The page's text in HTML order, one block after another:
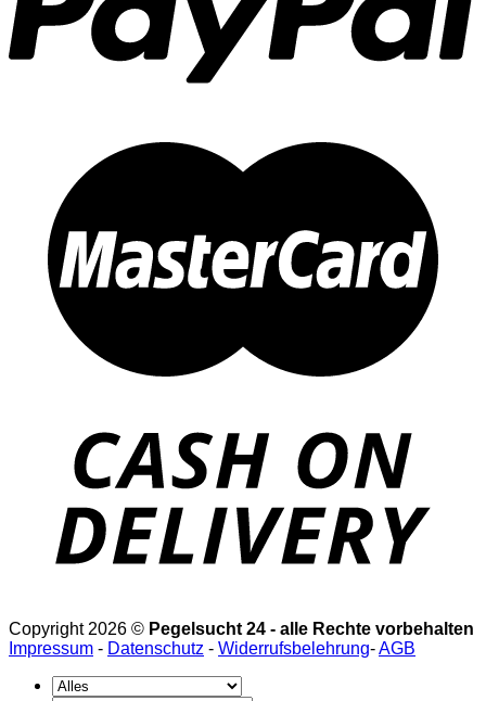
Copyright 2026 © Pegelsucht 24 - alle Rechte vorbehalten
Impressum - Datenschutz - Widerrufsbelehrung-AGB